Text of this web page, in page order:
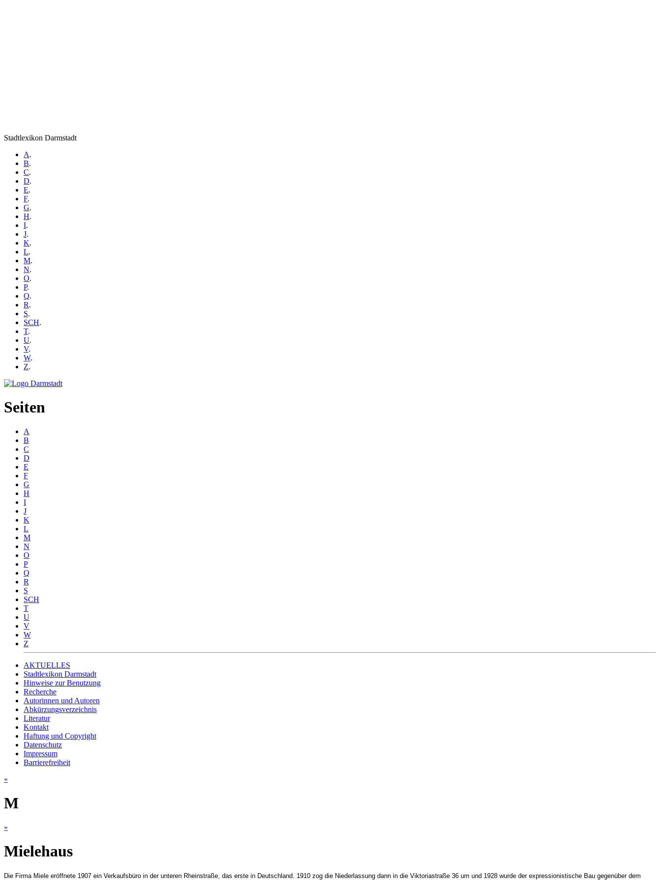
Stadtlexikon Darmstadt
A.
B.
C.
D.
E.
F.
G.
H.
I.
J.
K.
L.
M.
N.
O.
P.
Q.
R.
S.
SCH.
T.
U.
V.
W.
Z.
Seiten
A
B
C
D
E
F
G
H
I
J
K
L
M
N
O
P
Q
R
S
SCH
T
U
V
W
Z
AKTUELLES
Stadtlexikon Darmstadt
Hinweise zur Benutzung
Recherche
Autorinnen und Autoren
Abkürzungsverzeichnis
Literatur
Kontakt
Haftung und Copyright
Datenschutz
Impressum
Barrierefreiheit
«
M
»
Mielehaus
Die Firma Miele eröffnete 1907 ein Verkaufsbüro in der unteren Rheinstraße, das erste in Deutschland. 1910 zog die Niederlassung dann in die Viktoriastraße 36 um und 1928 wurde der expressionistische Bau gegenüber dem